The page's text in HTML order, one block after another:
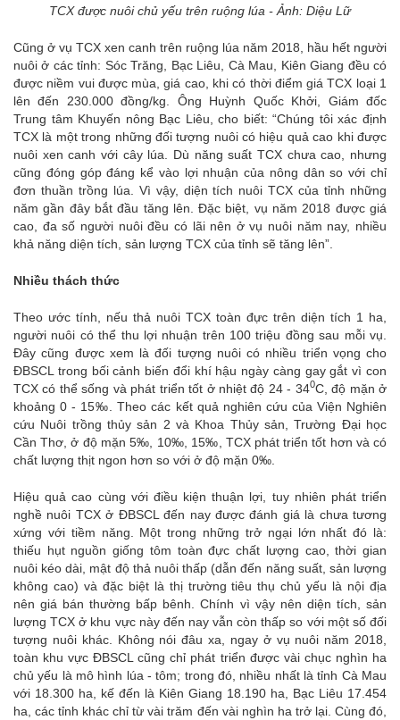
TCX được nuôi chủ yếu trên ruộng lúa - Ảnh: Diệu Lữ
Cũng ở vụ TCX xen canh trên ruộng lúa năm 2018, hầu hết người
nuôi ở các tỉnh: Sóc Trăng, Bạc Liêu, Cà Mau, Kiên Giang đều có
được niềm vui được mùa, giá cao, khi có thời điểm giá TCX loại 1
lên đến 230.000 đồng/kg. Ông Huỳnh Quốc Khởi, Giám đốc
Trung tâm Khuyến nông Bạc Liêu, cho biết: “Chúng tôi xác định
TCX là một trong những đối tượng nuôi có hiệu quả cao khi được
nuôi xen canh với cây lúa. Dù năng suất TCX chưa cao, nhưng
cũng đóng góp đáng kể vào lợi nhuận của nông dân so với chỉ
đơn thuần trồng lúa. Vì vậy, diện tích nuôi TCX của tỉnh những
năm gần đây bắt đầu tăng lên. Đặc biệt, vụ năm 2018 được giá
cao, đa số người nuôi đều có lãi nên ở vụ nuôi năm nay, nhiều
khả năng diện tích, sản lượng TCX của tỉnh sẽ tăng lên”.
Nhiều thách thức
Theo ước tính, nếu thả nuôi TCX toàn đực trên diện tích 1 ha,
người nuôi có thể thu lợi nhuận trên 100 triệu đồng sau mỗi vụ.
Đây cũng được xem là đối tượng nuôi có nhiều triển vọng cho
ĐBSCL trong bối cảnh biến đổi khí hậu ngày càng gay gắt vì con
TCX có thể sống và phát triển tốt ở nhiệt độ 24 - 340C, độ mặn ở
khoảng 0 - 15‰. Theo các kết quả nghiên cứu của Viện Nghiên
cứu Nuôi trồng thủy sản 2 và Khoa Thủy sản, Trường Đại học
Cần Thơ, ở độ mặn 5‰, 10‰, 15‰, TCX phát triển tốt hơn và có
chất lượng thịt ngon hơn so với ở độ mặn 0‰.
Hiệu quả cao cùng với điều kiện thuận lợi, tuy nhiên phát triển
nghề nuôi TCX ở ĐBSCL đến nay được đánh giá là chưa tương
xứng với tiềm năng. Một trong những trở ngại lớn nhất đó là:
thiếu hụt nguồn giống tôm toàn đực chất lượng cao, thời gian
nuôi kéo dài, mật độ thả nuôi thấp (dẫn đến năng suất, sản lượng
không cao) và đặc biệt là thị trường tiêu thụ chủ yếu là nội địa
nên giá bán thường bấp bênh. Chính vì vậy nên diện tích, sản
lượng TCX ở khu vực này đến nay vẫn còn thấp so với một số đối
tượng nuôi khác. Không nói đâu xa, ngay ở vụ nuôi năm 2018,
toàn khu vực ĐBSCL cũng chỉ phát triển được vài chục nghìn ha
chủ yếu là mô hình lúa - tôm; trong đó, nhiều nhất là tỉnh Cà Mau
với 18.300 ha, kế đến là Kiên Giang 18.190 ha, Bạc Liêu 17.454
ha, các tỉnh khác chỉ từ vài trăm đến vài nghìn ha trở lại. Cùng đó,